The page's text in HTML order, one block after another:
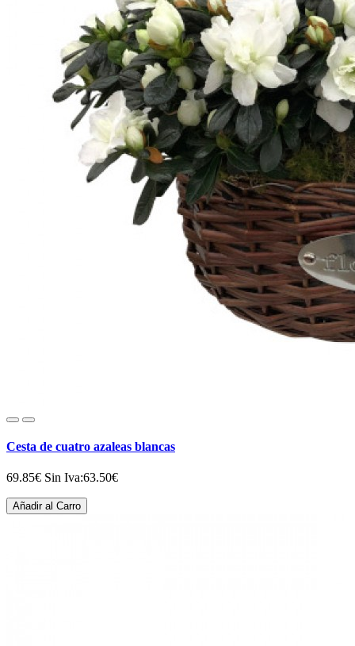
Cesta de cuatro azaleas blancas
69.85€ Sin Iva:63.50€
Añadir al Carro